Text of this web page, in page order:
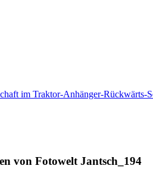
von Fotowelt Jantsch_194